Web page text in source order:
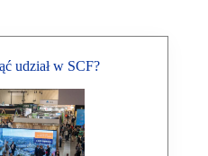
udział w SCF?